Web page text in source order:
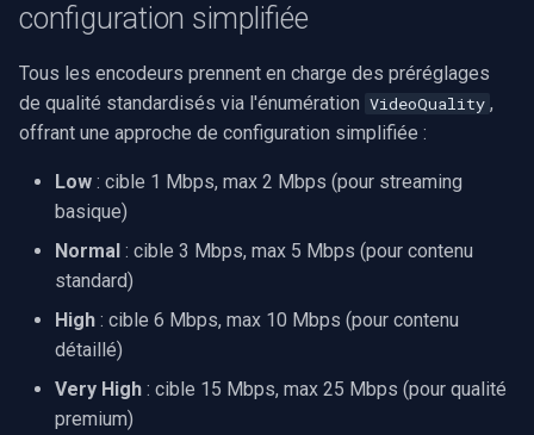
configuration simplifiée
Tous les encodeurs prennent en charge des préréglages
de qualité standardisés via l'énumération VideoQuality ,
offrant une approche de configuration simplifiée :
Low : cible 1 Mbps, max 2 Mbps (pour streaming
basique)
Normal : cible 3 Mbps, max 5 Mbps (pour contenu
standard)
High : cible 6 Mbps, max 10 Mbps (pour contenu
détaillé)
Very High : cible 15 Mbps, max 25 Mbps (pour qualité
premium)